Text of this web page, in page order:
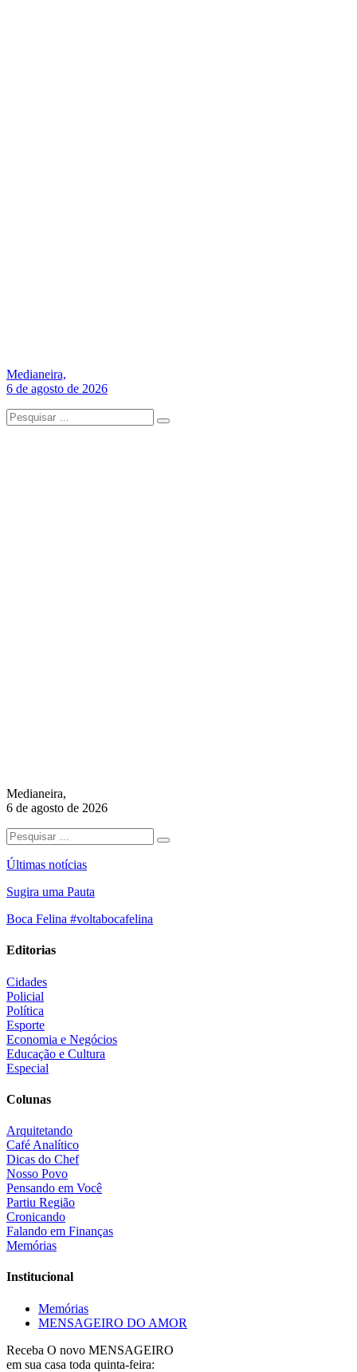
Medianeira,
6 de agosto de 2026
Medianeira,
6 de agosto de 2026
Últimas notícias
Sugira uma Pauta
Boca Felina #voltabocafelina
Editorias
Cidades
Policial
Política
Esporte
Economia e Negócios
Educação e Cultura
Especial
Colunas
Arquitetando
Café Analítico
Dicas do Chef
Nosso Povo
Pensando em Você
Partiu Região
Cronicando
Falando em Finanças
Memórias
Institucional
Memórias
MENSAGEIRO DO AMOR
Receba O novo MENSAGEIRO
em sua casa toda quinta-feira: